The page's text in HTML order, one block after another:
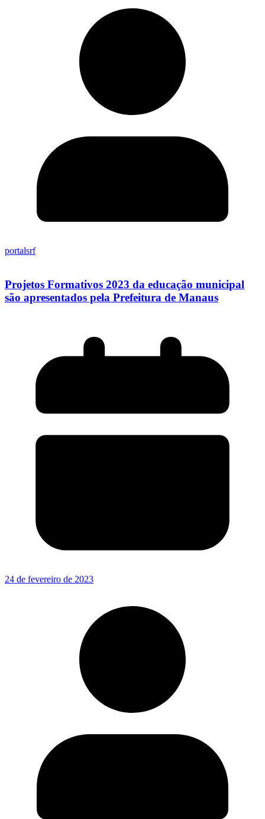
portalsrf
Projetos Formativos 2023 da educação municipal
são apresentados pela Prefeitura de Manaus
24 de fevereiro de 2023